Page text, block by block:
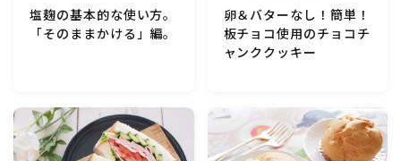
塩麹の基本的な使い方。
「そのままかける」編。
卵＆バターなし！簡単！
板チョコ使用のチョコチ
ャンククッキー